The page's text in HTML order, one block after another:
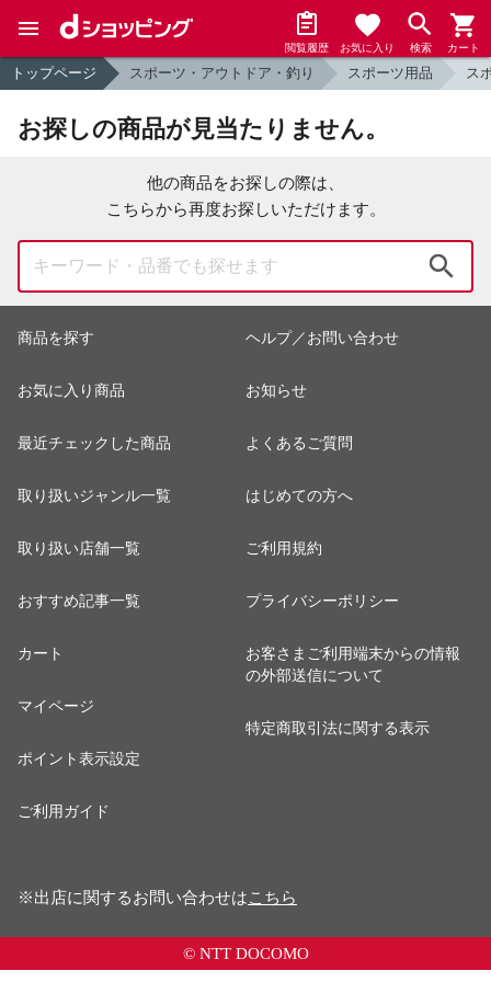
閲覧履歴 お気に入り 検索 カート
トップページ スポーツ・アウトドア・釣り スポーツ用品 ス
お探しの商品が見当たりません。
他の商品をお探しの際は、
こちらから再度お探しいただけます。
商品を探す
お気に入り商品
最近チェックした商品
取り扱いジャンル一覧
取り扱い店舗一覧
おすすめ記事一覧
カート
マイページ
ポイント表示設定
ご利用ガイド
ヘルプ／お問い合わせ
お知らせ
よくあるご質問
はじめての方へ
ご利用規約
プライバシーポリシー
お客さまご利用端末からの情報
の外部送信について
特定商取引法に関する表示
※出店に関するお問い合わせはこちら
© NTT DOCOMO